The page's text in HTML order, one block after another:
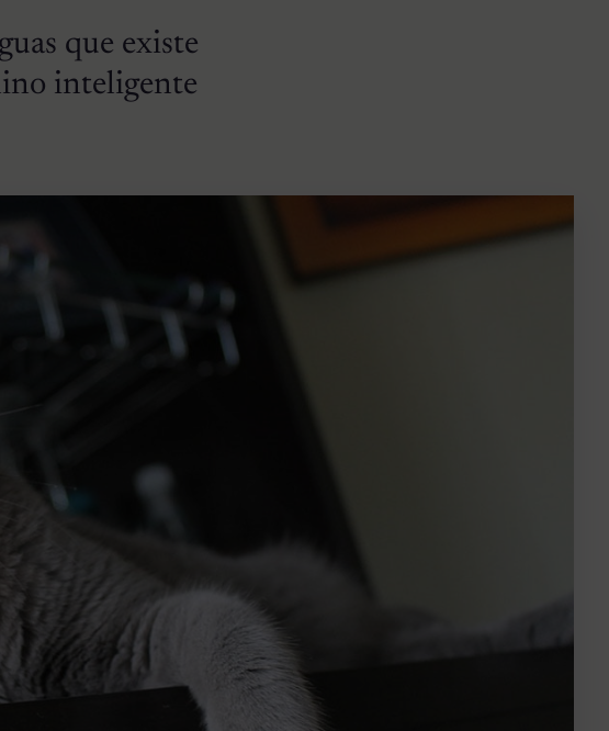
que existe
inteligente